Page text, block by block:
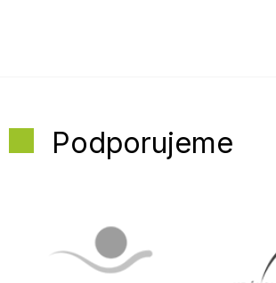
Podporujeme